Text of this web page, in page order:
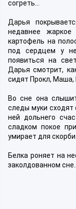
согреть…
Дарья
недавнее
картофель на
под сердцем у
появиться на
Дарья смотрит,
сидят Прокл, Маша,
Во сне она
следы муки сходят
ней дольнего
сладком покое
умирает для скорби
Белка роняет на
заколдованном